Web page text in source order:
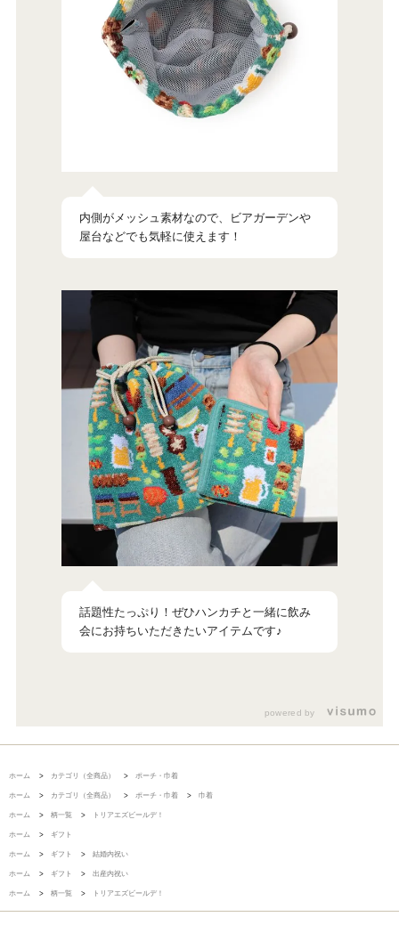
内側がメッシュ素材なので、ビアガーデン
話題性たっぷり！ぜひハンカチと一緒に飲み
powered by
ホーム > カテゴリ（全商品） > ポーチ・巾着
ホーム > カテゴリ（全商品） > ポーチ・巾着 > 巾着
ホーム > 柄一覧 > トリアエズビールデ！
ホーム > ギフト
ホーム > ギフト > 結婚内祝い
ホーム > ギフト > 出産内祝い
ホーム > 柄一覧 > トリアエズビールデ！